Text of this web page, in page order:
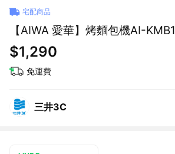
宅配商品
【AIWA 愛華】烤麵包機AI-KMB1
$1,290
免運費
三井3C